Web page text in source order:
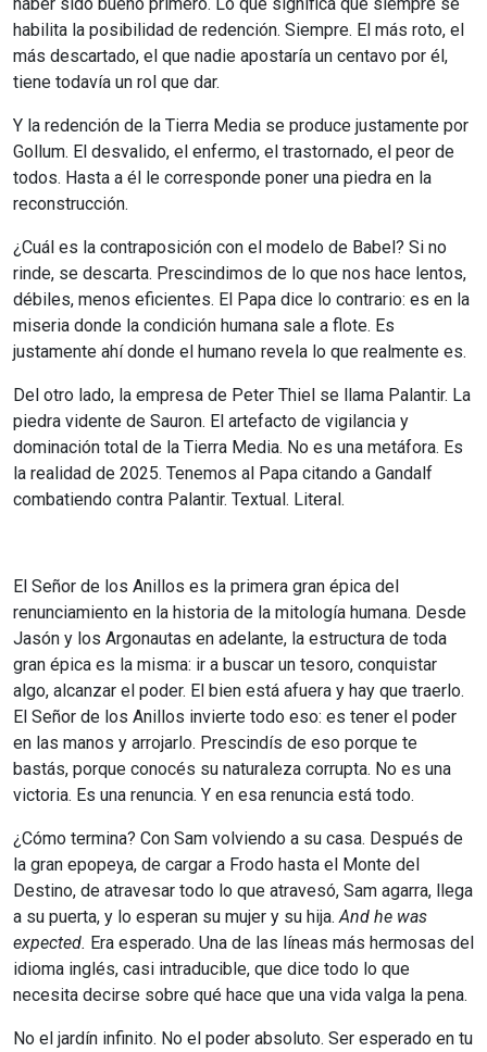
habilita la posibilidad de redención. Siempre. El más roto, el
más descartado, el que nadie apostaría un centavo por él,
tiene todavía un rol que dar.
Y la redención de la Tierra Media se produce justamente por
Gollum. El desvalido, el enfermo, el trastornado, el peor de
todos. Hasta a él le corresponde poner una piedra en la
reconstrucción.
¿Cuál es la contraposición con el modelo de Babel? Si no
rinde, se descarta. Prescindimos de lo que nos hace lentos,
débiles, menos eficientes. El Papa dice lo contrario: es en la
miseria donde la condición humana sale a flote. Es
justamente ahí donde el humano revela lo que realmente es.
Del otro lado, la empresa de Peter Thiel se llama Palantir. La
piedra vidente de Sauron. El artefacto de vigilancia y
dominación total de la Tierra Media. No es una metáfora. Es
la realidad de 2025. Tenemos al Papa citando a Gandalf
combatiendo contra Palantir. Textual. Literal.
El Señor de los Anillos es la primera gran épica del
renunciamiento en la historia de la mitología humana. Desde
Jasón y los Argonautas en adelante, la estructura de toda
gran épica es la misma: ir a buscar un tesoro, conquistar
algo, alcanzar el poder. El bien está afuera y hay que traerlo.
El Señor de los Anillos invierte todo eso: es tener el poder
en las manos y arrojarlo. Prescindís de eso porque te
bastás, porque conocés su naturaleza corrupta. No es una
victoria. Es una renuncia. Y en esa renuncia está todo.
¿Cómo termina? Con Sam volviendo a su casa. Después de
la gran epopeya, de cargar a Frodo hasta el Monte del
Destino, de atravesar todo lo que atravesó, Sam agarra, llega
a su puerta, y lo esperan su mujer y su hija. And he was
expected. Era esperado. Una de las líneas más hermosas del
idioma inglés, casi intraducible, que dice todo lo que
necesita decirse sobre qué hace que una vida valga la pena.
No el jardín infinito. No el poder absoluto. Ser esperado en tu